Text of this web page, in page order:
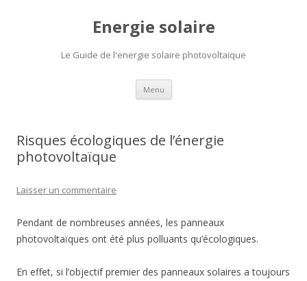
Energie solaire
Le Guide de l'energie solaire photovoltaique
Menu Aller
contenu
Risques écologiques de l’énergie
photovoltaïque
Laisser un commentaire
Pendant de nombreuses années, les panneaux
photovoltaïques ont été plus polluants qu’écologiques.
En effet, si l’objectif premier des panneaux solaires a toujours